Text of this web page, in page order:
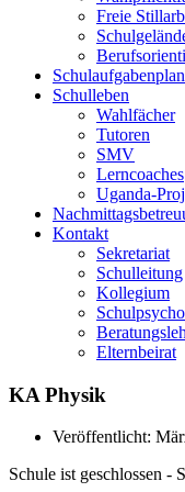
Freie
Schulleben
Wahlfächer
Tutoren
SMV
Lerncoaches
Uganda-
Kontakt
Sekretariat
Schulleitung
Kollegium
Elternbeirat
KA Physik
Veröffentlicht:
Schule ist geschlossen -